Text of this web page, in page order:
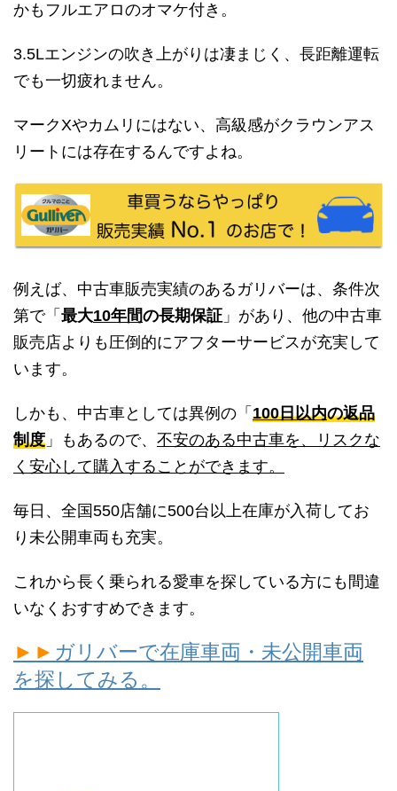
かもフルエアロのオマケ付き。
3.5Lエンジンの吹き上がりは凄まじく、長距離運転
でも一切疲れません。
マークXやカムリにはない、高級感がクラウンアス
リートには存在するんですよね。
例えば、中古車販売実績のあるガリバーは、条件次
第で「 最大10年間の長期保証 」があり、他の中古車
販売店よりも圧倒的にアフターサービスが充実して
います。
しかも、中古車としては異例の「 100日以内の返品
制度 」もあるので、 不安のある中古車を、リスクな
く安心して購入することができます。
毎日、全国550店舗に500台以上在庫が入荷してお
り未公開車両も充実。
これから長く乗られる愛車を探している方にも間違
いなくおすすめできます。
►► ガリバーで在庫車両・未公開車両
を探してみる。